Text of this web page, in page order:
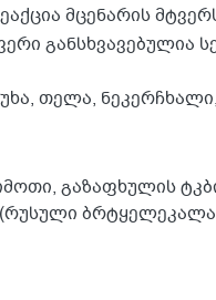
მცენარის
განსხვავებულია
თელა,
გაზაფხულის